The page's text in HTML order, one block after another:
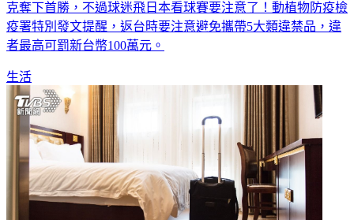
克奪下首勝，不過球迷飛日本看球賽要注意了！動植物防疫檢
疫署特別發文提醒，返台時要注意避免攜帶5大類違禁品，違
者最高可罰新台幣100萬元。
生活